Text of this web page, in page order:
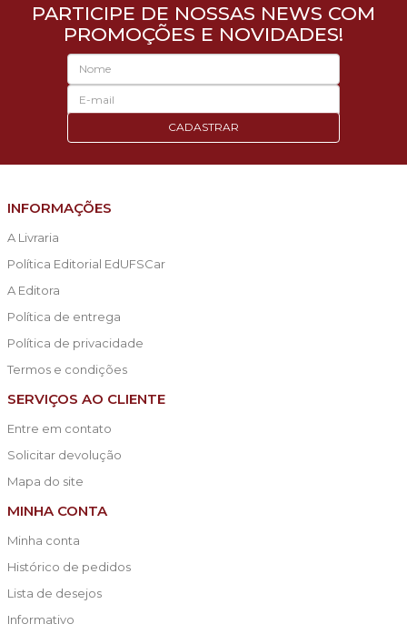
PARTICIPE DE NOSSAS NEWS COM
PROMOÇÕES E NOVIDADES!
CADASTRAR
INFORMAÇÕES
A Livraria
Política Editorial EdUFSCar
A Editora
Política de entrega
Política de privacidade
Termos e condições
SERVIÇOS AO CLIENTE
Entre em contato
Solicitar devolução
Mapa do site
MINHA CONTA
Minha conta
Histórico de pedidos
Lista de desejos
Informativo